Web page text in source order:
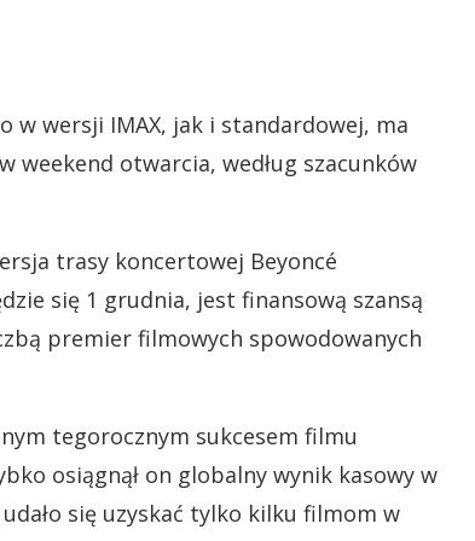
w wersji IMAX, jak i standardowej, ma
weekend otwarcia, według szacunków
trasy koncertowej Beyoncé
się 1 grudnia, jest finansową szansą
premier filmowych spowodowanych
tegorocznym sukcesem filmu
osiągnął on globalny wynik kasowy w
się uzyskać tylko kilku filmom w